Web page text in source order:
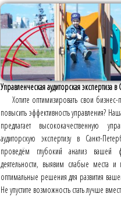
Управленческая аудиторская экспертиза в
Хотите оптимизировать свои
повысить эффективность управления?
предлагает высококачественную
аудиторскую экспертизу в Санкт-
проведём глубокий анализ вашей
деятельности, выявим слабые места
оптимальные решения для развития
Не упустите возможность стать лучше